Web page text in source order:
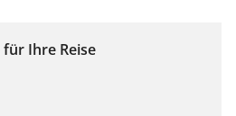
Ihre Reise